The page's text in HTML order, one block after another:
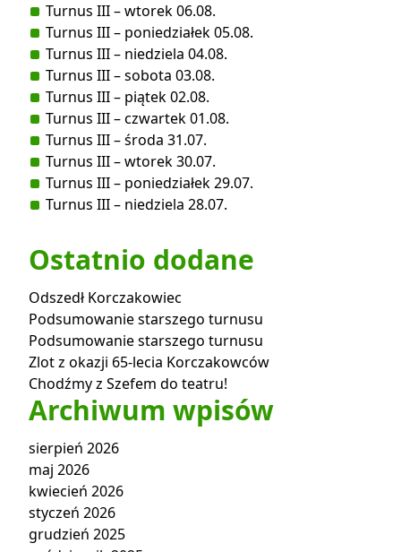
Turnus III – wtorek 06.08.
Turnus III – poniedziałek 05.08.
Turnus III – niedziela 04.08.
Turnus III – sobota 03.08.
Turnus III – piątek 02.08.
Turnus III – czwartek 01.08.
Turnus III – środa 31.07.
Turnus III – wtorek 30.07.
Turnus III – poniedziałek 29.07.
Turnus III – niedziela 28.07.
Ostatnio dodane
Odszedł Korczakowiec
Podsumowanie starszego turnusu
Podsumowanie starszego turnusu
Zlot z okazji 65-lecia Korczakowców
Chodźmy z Szefem do teatru!
Archiwum wpisów
sierpień 2026
maj 2026
kwiecień 2026
styczeń 2026
grudzień 2025